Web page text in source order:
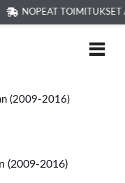
NOPEAT TOIMITUKSET
(2009-2016)